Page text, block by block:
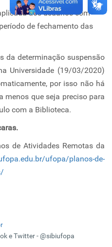
aos usuários com
de fechamento das
da determinação suspensão
Universidade (19/03/2020)
por isso não há
menos que seja preciso para
com a Biblioteca.
de Atividades Remotas da
ufopa/planos-de-
e Twitter - @sibiufopa